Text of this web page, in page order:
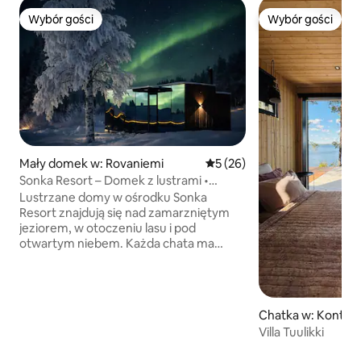
Wybór gości
Wybór gości
Mały domek w: Rovaniemi Średnia ocena: 5 na 5,
5 (26)
Sonka Resort – Domek z lustrami •
Widok na jezioro
Lustrzane domy w ośrodku Sonka
Resort znajdują się nad zamarzniętym
jeziorem, w otoczeniu lasu i pod
otwartym niebem. Każda chata ma
Wybór gości
Wybór gości
Chatka w:
Villa Tuulikki